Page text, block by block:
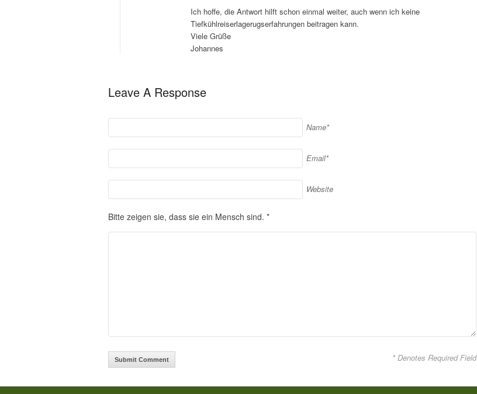
Ich hoffe, die Antwort hilft schon einmal weiter, auch wenn ich keine
Tiefkühlreiserlagerugserfahrungen beitragen kann.
Viele Grüße
Johannes
Leave A Response
Name*
Email*
Website
Bitte zeigen sie, dass sie ein Mensch sind. *
* Denotes Required Field